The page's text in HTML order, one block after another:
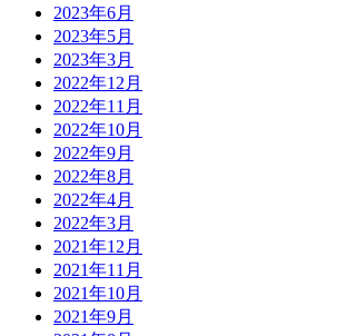
2023年6月
2023年5月
2023年3月
2022年12月
2022年11月
2022年10月
2022年9月
2022年8月
2022年4月
2022年3月
2021年12月
2021年11月
2021年10月
2021年9月